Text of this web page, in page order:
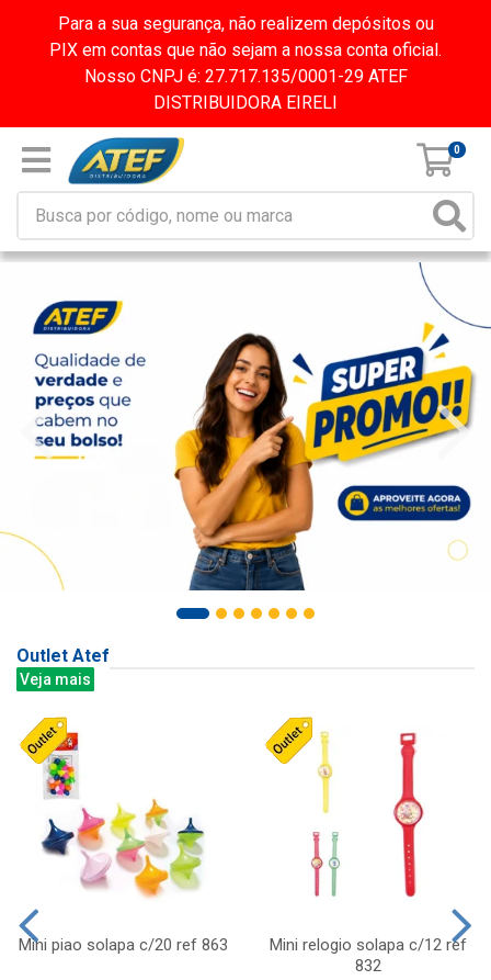
Para a sua segurança, não realizem depósitos ou
PIX em contas que não sejam a nossa conta oficial.
Nosso CNPJ é: 27.717.135/0001-29 ATEF
DISTRIBUIDORA EIRELI
0
Outlet Atef
Veja mais
Mini piao solapa c/20 ref 863
Mini relogio solapa c/12 ref
832